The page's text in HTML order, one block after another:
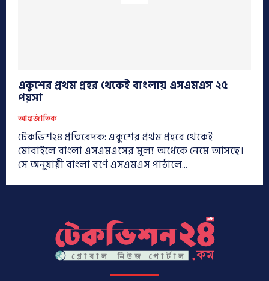
একুশের প্রথম প্রহর থেকেই বাংলায় এসএমএস ২৫
পয়সা
আন্তর্জাতিক
টেকভিশ২৪ প্রতিবেদক: একুশের প্রথম প্রহরে থেকেই
মোবাইলে বাংলা এসএমএসের মূল্য অর্ধেকে নেমে আসছে।
সে অনুযায়ী বাংলা বর্ণে এসএমএস পাঠালে...